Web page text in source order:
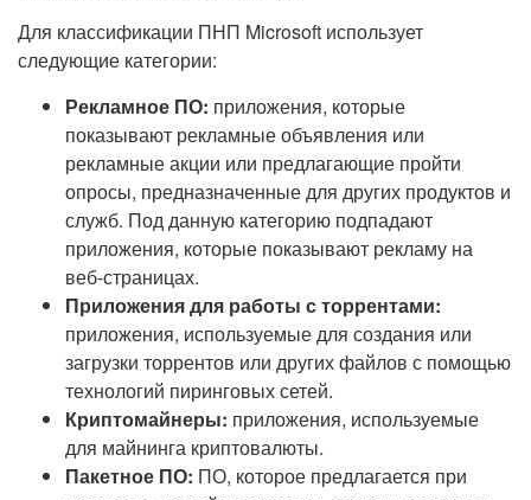
Для классификации ПНП Microsoft использует
следующие категории:
Рекламное ПО: приложения, которые
показывают рекламные объявления или
рекламные акции или предлагающие пройти
опросы, предназначенные для других продуктов и
служб. Под данную категорию подпадают
приложения, которые показывают рекламу на
веб-страницах.
Приложения для работы с торрентами:
приложения, используемые для создания или
загрузки торрентов или других файлов с помощью
технологий пиринговых сетей.
Криптомайнеры: приложения, используемые
для майнинга криптовалюты.
Пакетное ПО: ПО, которое предлагается при